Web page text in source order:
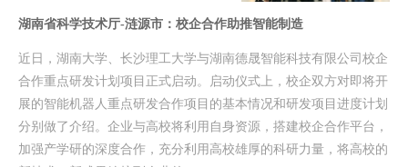
湖南省科学技术厅-涟源市：校企合作助推智能制造
近日，湖南大学、长沙理工大学与湖南德晟智能科技有限公司校企
合作重点研发计划项目正式启动。启动仪式上，校企双方对即将开
展的智能机器人重点研发合作项目的基本情况和研发项目进度计划
分别做了介绍。企业与高校将利用自身资源，搭建校企合作平台，
加强产学研的深度合作，充分利用高校雄厚的科研力量，将高校的